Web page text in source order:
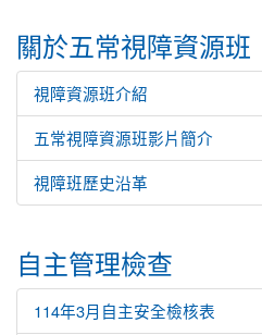
關於五常視障資源班
視障資源班介紹
五常視障資源班影片簡介
視障班歷史沿革
自主管理檢查
114年3月自主安全檢核表